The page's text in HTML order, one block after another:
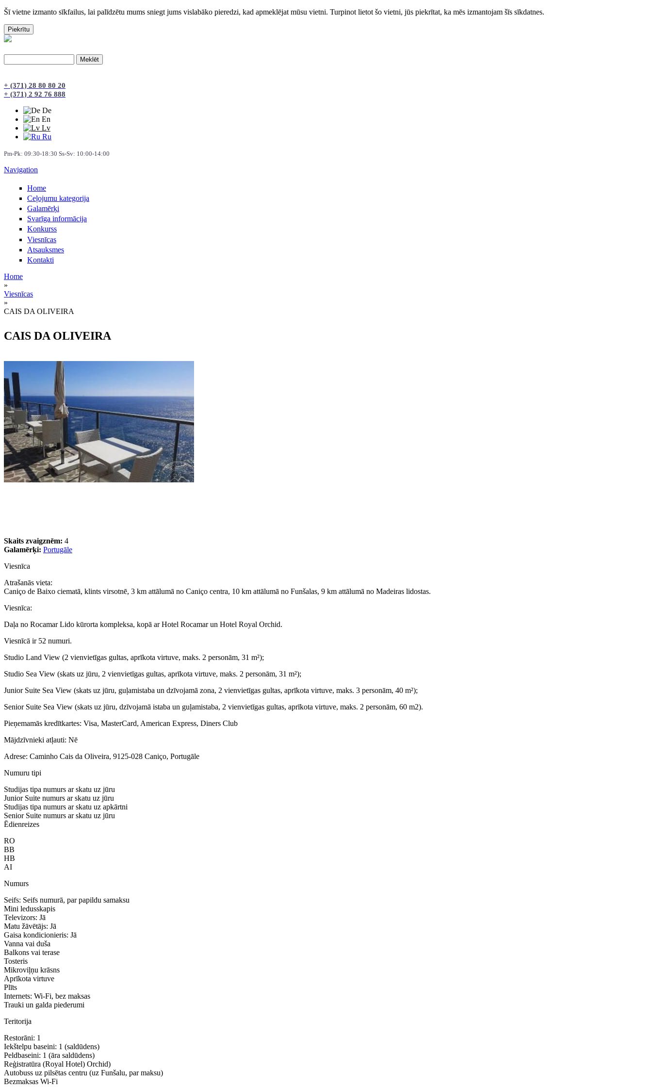
Šī vietne izmanto sīkfailus, lai palīdzētu mums sniegt jums vislabāko pieredzi, kad apmeklējat mūsu vietni. Turpinot lietot šo vietni, jūs piekrītat, ka mēs izmantojam šīs sīkdatnes.
+ (371) 28 80 80 20
+ (371) 2 92 76 888
De
En
Lv
Ru
Pm-Pk: 09:30-18:30 Ss-Sv: 10:00-14:00
Navigation
Home
Сeļojumu kategorija
Galamērķi
Svarīga informācija
Konkurss
Viesnīcas
Atsauksmes
Kontakti
Jūs atrodaties šeit
Home
»
Viesnīcas
»
CAIS DA OLIVEIRA
CAIS DA OLIVEIRA
Skaits zvaigznēm: 4
Galamērķi: Portugāle
Viesnīca
Atrašanās vieta:
Caniço de Baixo ciematā, klints virsotnē, 3 km attālumā no Caniço centra, 10 km attālumā no Funšalas, 9 km attālumā no Madeiras lidostas.
Viesnīca:
Daļa no Rocamar Lido kūrorta kompleksa, kopā ar Hotel Rocamar un Hotel Royal Orchid.
Viesnīcā ir 52 numuri.
Studio Land View (2 vienvietīgas gultas, aprīkota virtuve, maks. 2 personām, 31 m²);
Studio Sea View (skats uz jūru, 2 vienvietīgas gultas, aprīkota virtuve, maks. 2 personām, 31 m²);
Junior Suite Sea View (skats uz jūru, guļamistaba un dzīvojamā zona, 2 vienvietīgas gultas, aprīkota virtuve, maks. 3 personām, 40 m²);
Senior Suite Sea View (skats uz jūru, dzīvojamā istaba un guļamistaba, 2 vienvietīgas gultas, aprīkota virtuve, maks. 2 personām, 60 m2).
Pieņemamās kredītkartes: Visa, MasterCard, American Express, Diners Club
Mājdzīvnieki atļauti: Nē
Adrese: Caminho Cais da Oliveira, 9125-028 Caniço, Portugāle
Numuru tipi
Studijas tipa numurs ar skatu uz jūru
Junior Suite numurs ar skatu uz jūru
Studijas tipa numurs ar skatu uz apkārtni
Senior Suite numurs ar skatu uz jūru
Ēdienreizes
RO
BB
HB
AI
Numurs
Seifs: Seifs numurā, par papildu samaksu
Mini ledusskapis
Televizors: Jā
Matu žāvētājs: Jā
Gaisa kondicionieris: Jā
Vanna vai duša
Balkons vai terase
Tosteris
Mikroviļņu krāsns
Aprīkota virtuve
Plīts
Internets: Wi-Fi, bez maksas
Trauki un galda piederumi
Teritorija
Restorāni: 1
Iekštelpu baseini: 1 (saldūdens)
Peldbaseini: 1 (āra saldūdens)
Reģistratūra (Royal Hotel) Orchid)
Autobuss uz pilsētas centru (uz Funšalu, par maksu)
Bezmaksas Wi-Fi